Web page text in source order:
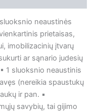
neaustinės
prietaisas,
imobilizacinių įtvarų
ar sąnario judesių
1 sluoksnio neaustinis
(nereikia spaustukų
ir pan. ▪
savybių, tai gijimo